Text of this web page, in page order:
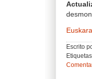
Escrito